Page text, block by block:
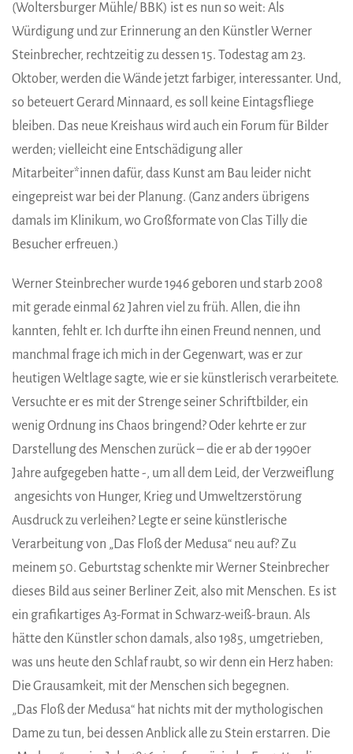
(Woltersburger Mühle/ BBK) ist es nun so weit: Als
Würdigung und zur Erinnerung an den Künstler Werner
Steinbrecher, rechtzeitig zu dessen 15. Todestag am 23.
Oktober, werden die Wände jetzt farbiger, interessanter. Und,
so beteuert Gerard Minnaard, es soll keine Eintagsfliege
bleiben. Das neue Kreishaus wird auch ein Forum für Bilder
werden; vielleicht eine Entschädigung aller
Mitarbeiter*innen dafür, dass Kunst am Bau leider nicht
eingepreist war bei der Planung. (Ganz anders übrigens
damals im Klinikum, wo Großformate von Clas Tilly die
Besucher erfreuen.)
Werner Steinbrecher wurde 1946 geboren und starb 2008
mit gerade einmal 62 Jahren viel zu früh. Allen, die ihn
kannten, fehlt er. Ich durfte ihn einen Freund nennen, und
manchmal frage ich mich in der Gegenwart, was er zur
heutigen Weltlage sagte, wie er sie künstlerisch verarbeitete.
Versuchte er es mit der Strenge seiner Schriftbilder, ein
wenig Ordnung ins Chaos bringend? Oder kehrte er zur
Darstellung des Menschen zurück – die er ab der 1990er
Jahre aufgegeben hatte -, um all dem Leid, der Verzweiflung
angesichts von Hunger, Krieg und Umweltzerstörung
Ausdruck zu verleihen? Legte er seine künstlerische
Verarbeitung von „Das Floß der Medusa“ neu auf? Zu
meinem 50. Geburtstag schenkte mir Werner Steinbrecher
dieses Bild aus seiner Berliner Zeit, also mit Menschen. Es ist
ein grafikartiges A3-Format in Schwarz-weiß-braun. Als
hätte den Künstler schon damals, also 1985, umgetrieben,
was uns heute den Schlaf raubt, so wir denn ein Herz haben:
Die Grausamkeit, mit der Menschen sich begegnen.
„Das Floß der Medusa“ hat nichts mit der mythologischen
Dame zu tun, bei dessen Anblick alle zu Stein erstarren. Die